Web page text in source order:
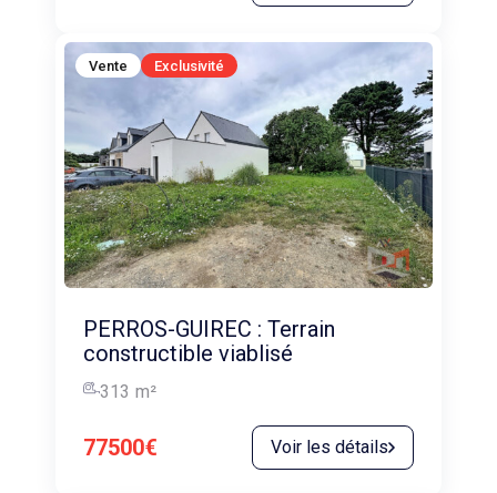
Vente Exclusivité
PERROS-GUIREC : Terrain
constructible viablisé
313 m²
77500€ Voir les détails